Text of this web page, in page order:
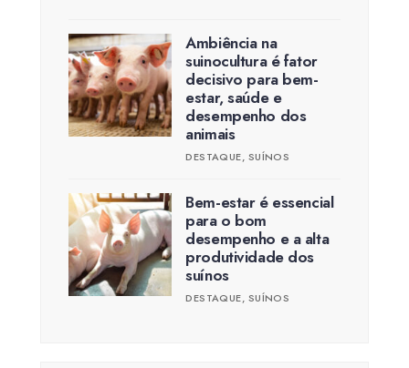
Ambiência na
suinocultura é fator
decisivo para bem-
estar, saúde e
desempenho dos
animais
DESTAQUE, SUÍNOS
Bem-estar é essencial
para o bom
desempenho e a alta
produtividade dos
suínos
DESTAQUE, SUÍNOS